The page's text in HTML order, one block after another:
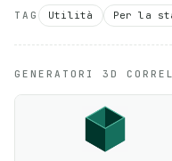
TAG Utilità Per la
GENERATORI 3D